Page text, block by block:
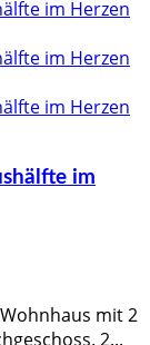
im
mit 2
2...